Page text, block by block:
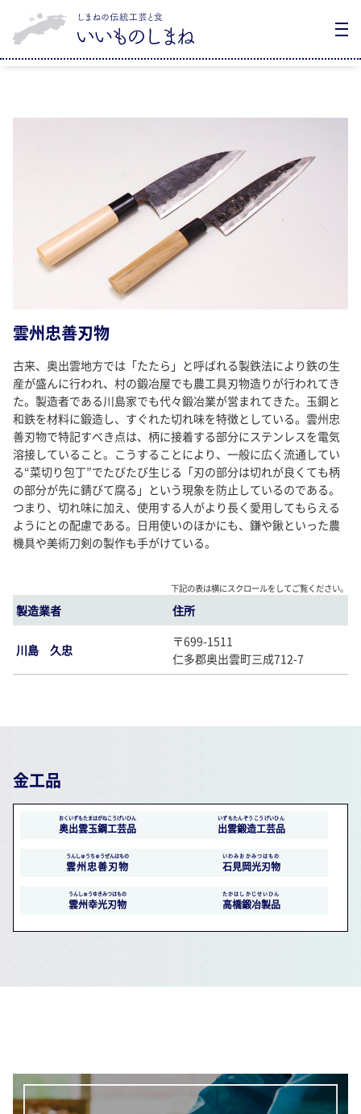
雲州忠善刃物
古来、奥出雲地方では「たたら」と呼ばれる製鉄法により鉄の生
産が盛んに行われ、村の鍛冶屋でも農工具刃物造りが行われてき
た。製造者である川島家でも代々鍛冶業が営まれてきた。玉鋼と
和鉄を材料に鍛造し、すぐれた切れ味を特徴としている。雲州忠
善刃物で特記すべき点は、柄に接着する部分にステンレスを電気
溶接していること。こうすることにより、一般に広く流通してい
る“菜切り包丁”でたびたび生じる「刃の部分は切れが良くても柄
の部分が先に錆びて腐る」という現象を防止しているのである。
つまり、切れ味に加え、使用する人がより長く愛用してもらえる
ようにとの配慮である。日用使いのほかにも、鎌や鍬といった農
機具や美術刀剣の製作も手がけている。
下記の表は横にスクロールをしてご覧ください。
製造業者 住所
川島 久忠
〒699-1511
仁多郡奥出雲町三成712-7
金工品
奥出雲玉鋼工芸品
おくいずもたまはがねこうげいひん
出雲鍛造工芸品
いずもたんぞうこうげいひん
雲州忠善刃物
うんしゅうちゅうぜんはもの
石見岡光刃物
いわみおかみつはもの
雲州幸光刃物
うんしゅうゆきみつはもの
高橋鍛冶製品
たかはしかじせいひん